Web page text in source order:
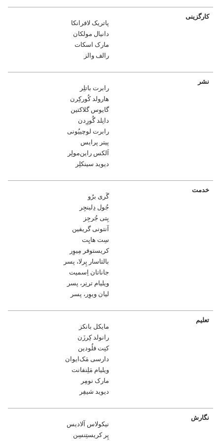
کارگزینی
پاتریک لافرانکا
دانیال مولکان
مارک اسکات
رالف والز
نشر
رابرت باتلِر
هارولد کُورکِرن
گایوس گلاکتین
دانِلد گُورِدن
رابرت لوچییُونی
پیتر پرایس
اَلکس راین‌مولِر
دیوید سینکلِر
خدمت
گَری برُو
جُول دِلینجِر
بِتی جُرجِز
آنتونی گریفین
سِت هایِت
کریستوفر مِیوِر
بالتاسار پِرلا،‏ پسر
جاناتان اِسمیت
ویلیام ترنِر،‏ پسر
لیان ویوِر،‏ پسر
تعلیم
مایکل بانکز
رانولد کِرزَن
کنِت فلُودین
دارسی مَک‌ایوان
ویلیام مَلِنفانت
مارک نومِر
دیوید شیفِر
نگارش
نیکولاس آلادیس
پِر کریستِنسِن